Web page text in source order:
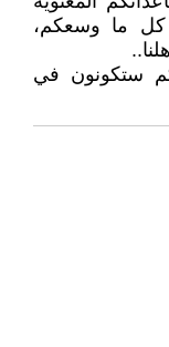
كل ما وسعكم،
ستكونون في